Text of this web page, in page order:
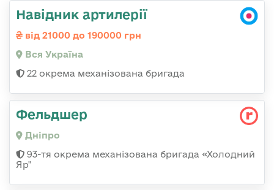
Навідник артилерії
від 21000 до 190000 грн
Вся Україна
22 окрема механізована бригада
Фельдшер
Дніпро
93-тя окрема механізована бригада «Холодний
Яр"